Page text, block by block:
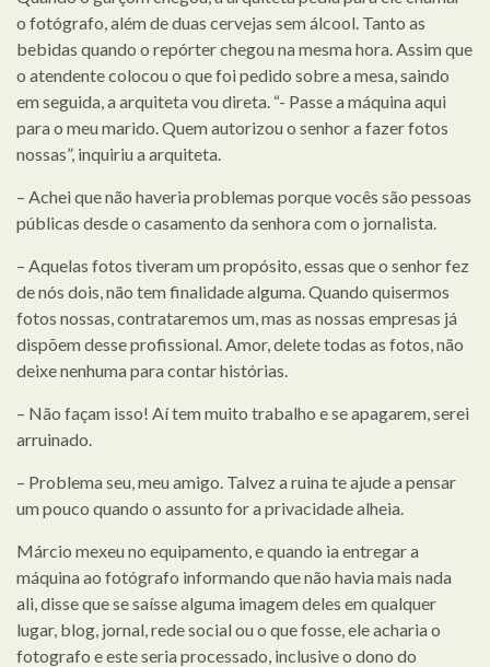
o fotógrafo, além de duas cervejas sem álcool. Tanto as
bebidas quando o repórter chegou na mesma hora. Assim que
o atendente colocou o que foi pedido sobre a mesa, saindo
em seguida, a arquiteta vou direta. “- Passe a máquina aqui
para o meu marido. Quem autorizou o senhor a fazer fotos
nossas”, inquiriu a arquiteta.
– Achei que não haveria problemas porque vocês são pessoas
públicas desde o casamento da senhora com o jornalista.
– Aquelas fotos tiveram um propósito, essas que o senhor fez
de nós dois, não tem finalidade alguma. Quando quisermos
fotos nossas, contrataremos um, mas as nossas empresas já
dispõem desse profissional. Amor, delete todas as fotos, não
deixe nenhuma para contar histórias.
– Não façam isso! Aí tem muito trabalho e se apagarem, serei
arruinado.
– Problema seu, meu amigo. Talvez a ruina te ajude a pensar
um pouco quando o assunto for a privacidade alheia.
Márcio mexeu no equipamento, e quando ia entregar a
máquina ao fotógrafo informando que não havia mais nada
ali, disse que se saísse alguma imagem deles em qualquer
lugar, blog, jornal, rede social ou o que fosse, ele acharia o
fotografo e este seria processado, inclusive o dono do